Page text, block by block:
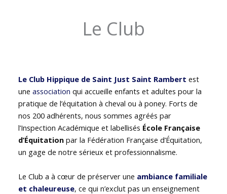
Le Club
Le Club Hippique de Saint Just Saint Rambert est
uneassociation qui accueille enfants et adultes pour la
pratique de l’équitation à cheval ou à poney. Forts de
nos 200 adhérents, nous sommes agréés par
l’Inspection Académique et labellisés École Française
d’Équitation par la Fédération Française d’Équitation,
un gage de notre sérieux et professionnalisme.
Le Club a à cœur de préserver une ambiance familiale
et chaleureuse, ce qui n’exclut pas un enseignement